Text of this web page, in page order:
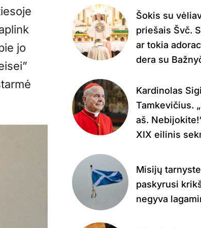
jo
Šokis su
priešais Švč.
ar tokia
dera su
Kardinolas
Tamkevičius.
aš.
XIX eilinis
Misijų
paskyrusi
negyva